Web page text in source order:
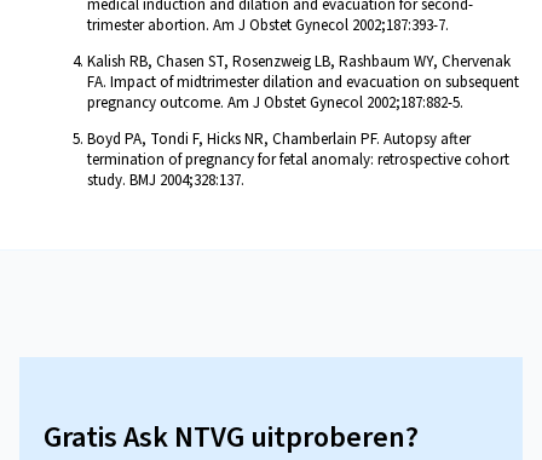
medical induction and dilation and evacuation for second-
trimester abortion. Am J Obstet Gynecol 2002;187:393-7.
Kalish RB, Chasen ST, Rosenzweig LB, Rashbaum WY, Chervenak
FA. Impact of midtrimester dilation and evacuation on subsequent
pregnancy outcome. Am J Obstet Gynecol 2002;187:882-5.
Boyd PA, Tondi F, Hicks NR, Chamberlain PF. Autopsy after
termination of pregnancy for fetal anomaly: retrospective cohort
study. BMJ 2004;328:137.
Gratis Ask NTVG uitproberen?